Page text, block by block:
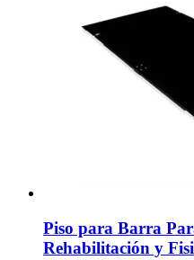
Piso para Barra
Rehabilitación y